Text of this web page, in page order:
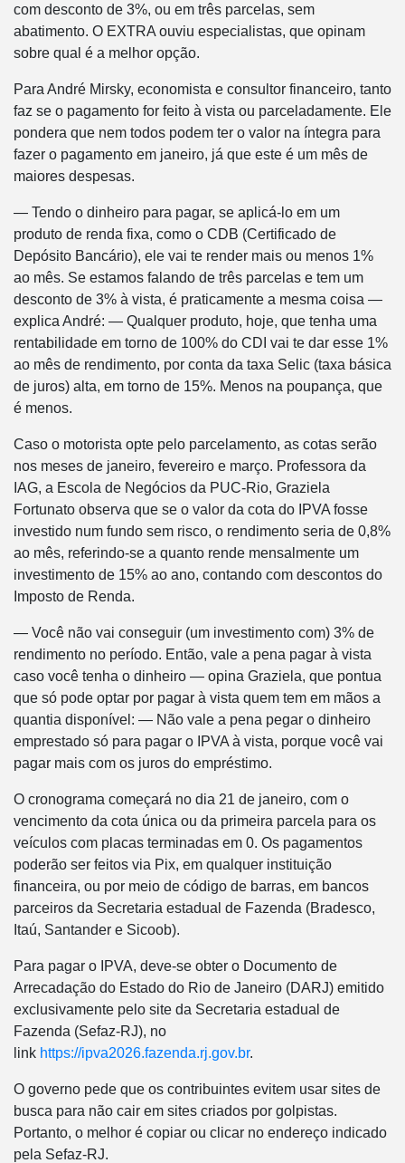
com desconto de 3%, ou em três parcelas, sem
abatimento. O EXTRA ouviu especialistas, que opinam
sobre qual é a melhor opção.
Para André Mirsky, economista e consultor financeiro, tanto
faz se o pagamento for feito à vista ou parceladamente. Ele
pondera que nem todos podem ter o valor na íntegra para
fazer o pagamento em janeiro, já que este é um mês de
maiores despesas.
— Tendo o dinheiro para pagar, se aplicá-lo em um
produto de renda fixa, como o CDB (Certificado de
Depósito Bancário), ele vai te render mais ou menos 1%
ao mês. Se estamos falando de três parcelas e tem um
desconto de 3% à vista, é praticamente a mesma coisa —
explica André: — Qualquer produto, hoje, que tenha uma
rentabilidade em torno de 100% do CDI vai te dar esse 1%
ao mês de rendimento, por conta da taxa Selic (taxa básica
de juros) alta, em torno de 15%. Menos na poupança, que
é menos.
Caso o motorista opte pelo parcelamento, as cotas serão
nos meses de janeiro, fevereiro e março. Professora da
IAG, a Escola de Negócios da PUC-Rio, Graziela
Fortunato observa que se o valor da cota do IPVA fosse
investido num fundo sem risco, o rendimento seria de 0,8%
ao mês, referindo-se a quanto rende mensalmente um
investimento de 15% ao ano, contando com descontos do
Imposto de Renda.
— Você não vai conseguir (um investimento com) 3% de
rendimento no período. Então, vale a pena pagar à vista
caso você tenha o dinheiro — opina Graziela, que pontua
que só pode optar por pagar à vista quem tem em mãos a
quantia disponível: — Não vale a pena pegar o dinheiro
emprestado só para pagar o IPVA à vista, porque você vai
pagar mais com os juros do empréstimo.
O cronograma começará no dia 21 de janeiro, com o
vencimento da cota única ou da primeira parcela para os
veículos com placas terminadas em 0. Os pagamentos
poderão ser feitos via Pix, em qualquer instituição
financeira, ou por meio de código de barras, em bancos
parceiros da Secretaria estadual de Fazenda (Bradesco,
Itaú, Santander e Sicoob).
Para pagar o IPVA, deve-se obter o Documento de
Arrecadação do Estado do Rio de Janeiro (DARJ) emitido
exclusivamente pelo site da Secretaria estadual de
Fazenda (Sefaz-RJ), no
link https://ipva2026.fazenda.rj.gov.br.
O governo pede que os contribuintes evitem usar sites de
busca para não cair em sites criados por golpistas.
Portanto, o melhor é copiar ou clicar no endereço indicado
pela Sefaz-RJ.